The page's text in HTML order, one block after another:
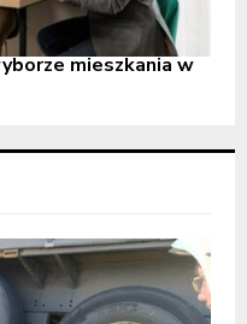
mieszkania w